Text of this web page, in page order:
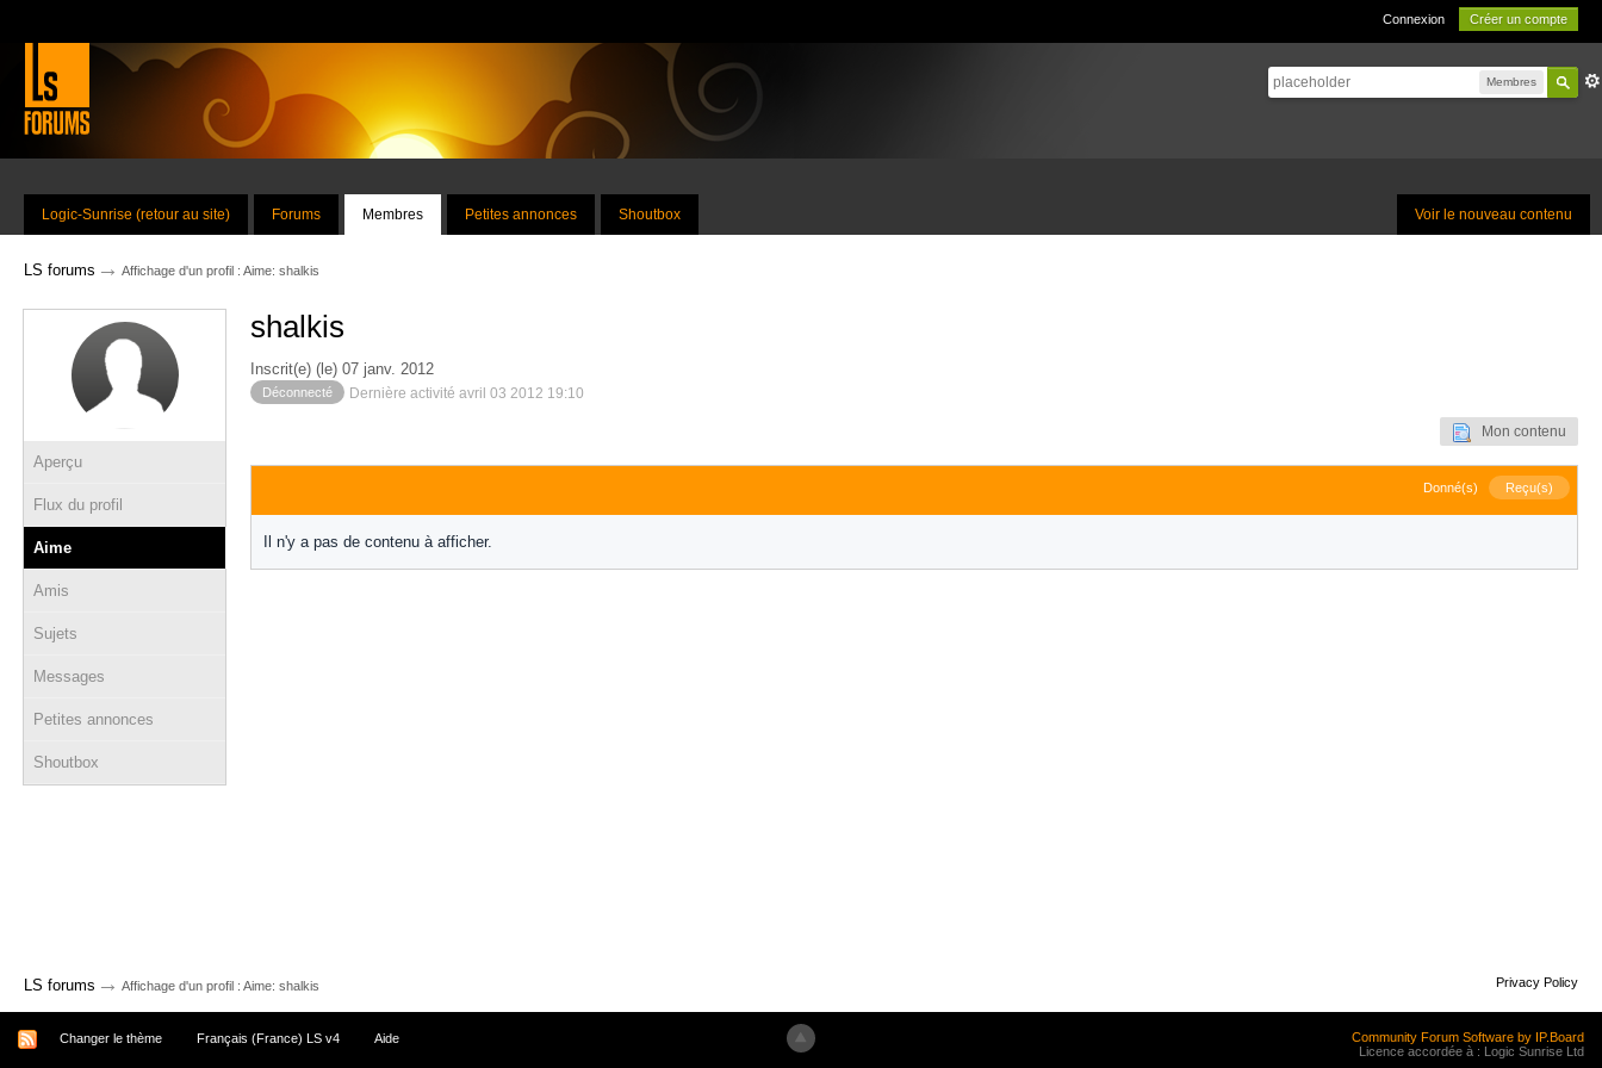
Connexion Créer un compte
Membres
Voir le nouveau contenu
Logic-Sunrise (retour au site) Forums Membres Petites annonces Shoutbox
LS forums → Affichage d'un profil : Aime: shalkis
Aperçu
Flux du profil
Aime
Amis
Sujets
Messages
Petites annonces
Shoutbox
shalkis
Inscrit(e) (le) 07 janv. 2012
Déconnecté Dernière activité avril 03 2012 19:10
Mon contenu
Donné(s) Reçu(s)
Il n'y a pas de contenu à afficher.
LS forums → Affichage d'un profil : Aime: shalkis Privacy Policy
Changer le thème Français (France) LS v4 Aide
Community Forum Software by IP.Board
Licence accordée à : Logic Sunrise Ltd